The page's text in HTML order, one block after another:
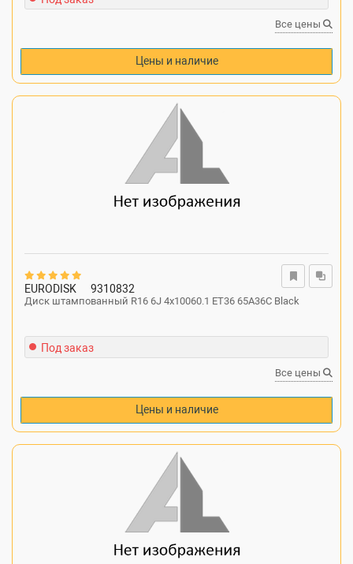
Все цены
Цены и наличие
EURODISK 9310832
Диск штампованный R16 6J 4x10060.1 ET36 65A36C Black
Под заказ
Все цены
Цены и наличие